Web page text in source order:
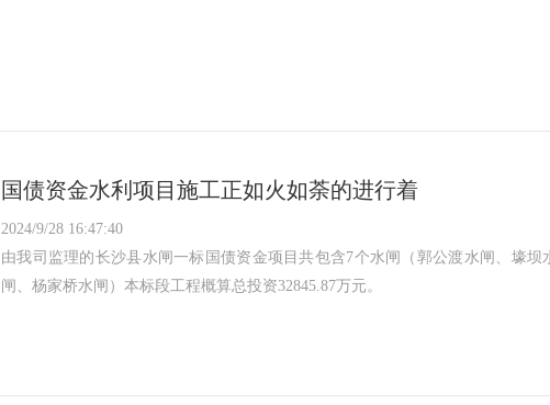
国债资金水利项目施工正如火如荼的进行着
2024/9/28 16:47:40
由我司监理的长沙县水闸一标国债资金项目共包含7个水闸（郭公渡水闸、壕
闸、杨家桥水闸）本标段工程概算总投资32845.87万元。